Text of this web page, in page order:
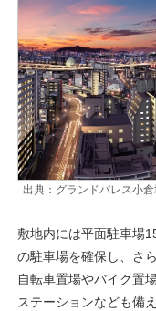
出典：グランドパレス小
敷地内には平面駐車場
の駐車場を確保し、さ
自転車置場やバイク置
ステーションなども備